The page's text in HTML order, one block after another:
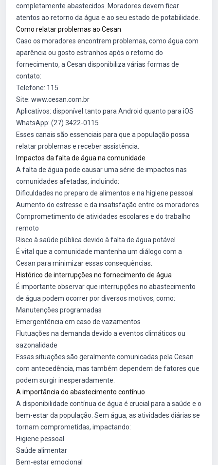
completamente abastecidos. Moradores devem ficar
atentos ao retorno da água e ao seu estado de potabilidade.
Como relatar problemas ao Cesan
Caso os moradores encontrem problemas, como água com
aparência ou gosto estranhos após o retorno do
fornecimento, a Cesan disponibiliza várias formas de
contato:
Telefone: 115
Site: www.cesan.com.br
Aplicativos: disponível tanto para Android quanto para iOS
WhatsApp: (27) 3422-0115
Esses canais são essenciais para que a população possa
relatar problemas e receber assistência.
Impactos da falta de água na comunidade
A falta de água pode causar uma série de impactos nas
comunidades afetadas, incluindo:
Dificuldades no preparo de alimentos e na higiene pessoal
Aumento do estresse e da insatisfação entre os moradores
Comprometimento de atividades escolares e do trabalho
remoto
Risco à saúde pública devido à falta de água potável
É vital que a comunidade mantenha um diálogo com a
Cesan para minimizar essas consequências.
Histórico de interrupções no fornecimento de água
É importante observar que interrupções no abastecimento
de água podem ocorrer por diversos motivos, como:
Manutenções programadas
Emergentência em caso de vazamentos
Flutuações na demanda devido a eventos climáticos ou
sazonalidade
Essas situações são geralmente comunicadas pela Cesan
com antecedência, mas também dependem de fatores que
podem surgir inesperadamente.
A importância do abastecimento contínuo
A disponibilidade contínua de água é crucial para a saúde e o
bem-estar da população. Sem água, as atividades diárias se
tornam comprometidas, impactando:
Higiene pessoal
Saúde alimentar
Bem-estar emocional